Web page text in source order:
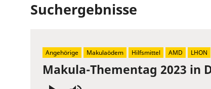
Suchergebnisse
Makula-Thementag 2023 in
Angehörige Makulaödem Hilfsmittel AMD LHON